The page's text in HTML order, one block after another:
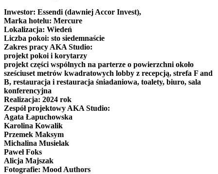
Inwestor: Essendi (dawniej Accor Invest),
Marka hotelu: Mercure
Lokalizacja: Wiedeń
Liczba pokoi: sto siedemnaście
Zakres pracy AKA Studio:
projekt pokoi i korytarzy
projekt części wspólnych na parterze o powierzchni około
sześciuset metrów kwadratowych lobby z recepcją, strefa F and
B, restauracja i restauracja śniadaniowa, toalety, biuro, sala
konferencyjna
Realizacja: 2024 rok
Zespół projektowy AKA Studio:
Agata Łapuchowska
Karolina Kowalik
Przemek Maksym
Michalina Musielak
Paweł Foks
Alicja Majszak
Fotografie: Mood Authors